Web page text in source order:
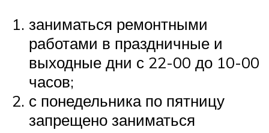
заниматься ремонтными
работами в праздничные и
выходные дни с 22-00 до 10-00
часов;
с понедельника по пятницу
запрещено заниматься